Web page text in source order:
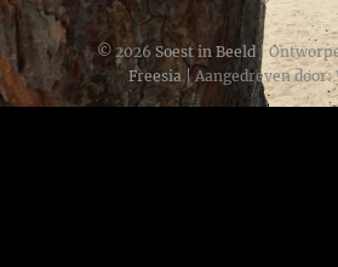
© 2026 Soest in Beeld|
Freesia| Aangedreven door: